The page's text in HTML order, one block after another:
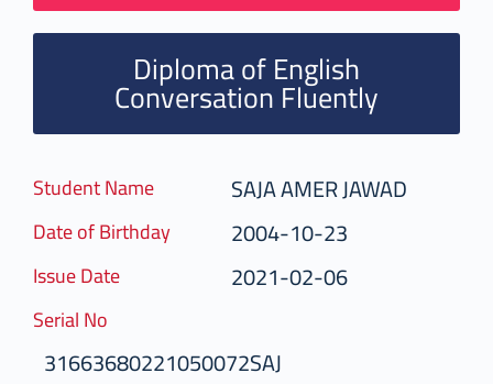
Diploma of English
Conversation Fluently
Student Name SAJA AMER JAWAD
Date of Birthday 2004-10-23
Issue Date 2021-02-06
Serial No
31663680221050072SAJ